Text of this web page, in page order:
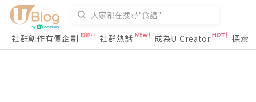
社群創作有價企劃
社群熱話 成為U Creator 探索